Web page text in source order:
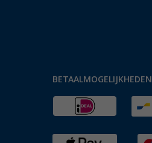
BETAALMOGELIJKHEDEN